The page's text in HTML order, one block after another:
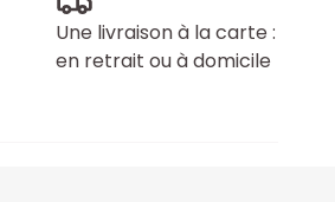
Une livraison à la carte :
en retrait ou à domicile